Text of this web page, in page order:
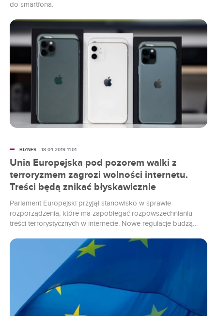
do smartfona.
Unia Europejska pod pozorem walki z
terroryzmem zagrozi wolności internetu.
Treści będą znikać błyskawicznie
Parlament Europejski przyjął stanowisko w sprawie
rozporządzenia, które ma zapobiegać rozpowszechnianiu
treści terrorystycznych w internecie. Nowe regulacje budzą
wykorzystane do cenzurowania sieci.
BIZNES 18.04.2019 11:01